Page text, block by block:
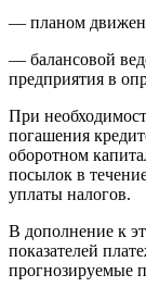
— планом
— балансовой
предприятия в
При
погашения
оборотном
посылок в
уплаты налогов.
В дополнение к
показателей
прогнозируемые